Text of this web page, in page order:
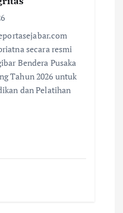
secara resmi
Bendera Pusaka
Tahun 2026 untuk
dan Pelatihan